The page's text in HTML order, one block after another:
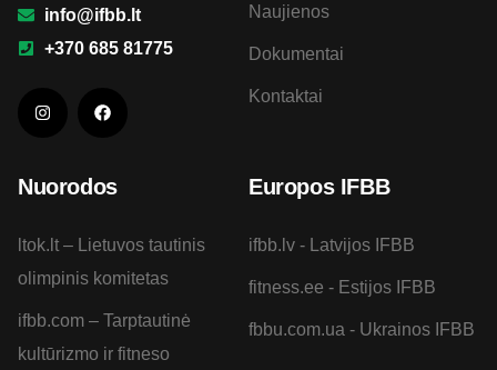
info@ifbb.lt
+370 685 81775
Naujienos
Dokumentai
Kontaktai
Nuorodos
ltok.lt – Lietuvos tautinis
olimpinis komitetas
ifbb.com – Tarptautinė
kultūrizmo ir fitneso
Europos IFBB
ifbb.lv - Latvijos IFBB
fitness.ee - Estijos IFBB
fbbu.com.ua - Ukrainos IFBB